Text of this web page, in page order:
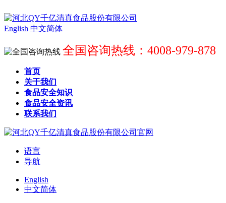
English 中文简体
全国咨询热线：4008-979-878
首页
关于我们
食品安全知识
食品安全资讯
联系我们
语言
导航
English
中文简体